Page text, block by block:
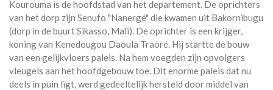
Kourouma is de hoofdstad van het departement. De oprichters
van het dorp zijn Senufo "Nanergé" die kwamen uit Bakornibugu
(dorp in de buurt Sikasso, Mali). De oprichter is een krijger,
koning van Kenedougou Daoula Traoré. Hij startte de bouw
van een gelijkvloers paleis. Na hem voegden zijn opvolgers
vleugels aan het hoofdgebouw toe. Dit enorme paleis dat nu
deels in puin ligt, werd gedeeltelijk hersteld door middel van